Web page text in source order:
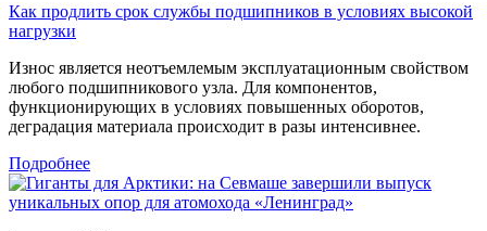
Как продлить срок службы подшипников в условиях высокой
нагрузки
Износ является неотъемлемым эксплуатационным свойством
любого подшипникового узла. Для компонентов,
функционирующих в условиях повышенных оборотов,
деградация материала происходит в разы интенсивнее.
Подробнее